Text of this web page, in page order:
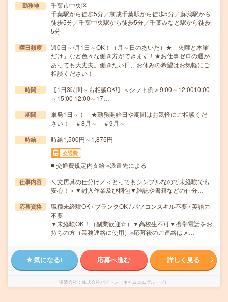
勤務地
千葉市中央区
千葉駅から徒歩5分／京成千葉駅から徒歩5分／蘇我駅から
徒歩5分／千葉中央駅から徒歩5分／千葉みなと駅から徒歩
5分
曜日頻度
週0日～/月1日～OK！（月～日のあいだ）★「火曜と木曜
だけ」など色々な働き方ができます！★お仕事ゼロの週が
あっても大丈夫。働きたい日、お休みの希望はお気軽にご
相談ください！
時間
【1日3時間～も相談OK!】＜シフト例＞9:00～12:0010:00
～15:00 12:00～17…
期間
単発1日～！ ★勤務開始日や期間はお気軽にご相談くだ
さい！ ＃8月～ ＃9月～
時給 時給1,500円～1,875円
交通費
■ 交通費規定内支給 ※派遣先による
仕事内容
＼文房具の仕分け／＜とってもシンプルなので未経験でも
安心！＞▼封入作業及び梱包▼雑誌や書籍などの仕分…
応募資格
職種未経験OK / ブランクOK / パソコンスキル不要 / 英語力
不要
▼未経験OK！（副業歓迎☆）▼高校生不可▼携帯電話をお
持ちの方（業務連絡に使用）※応募後のご連絡はメ…
気になる! 応募へ進む 詳しく見る
派遣会社 株式会社バイトレ（キャムコムグループ）